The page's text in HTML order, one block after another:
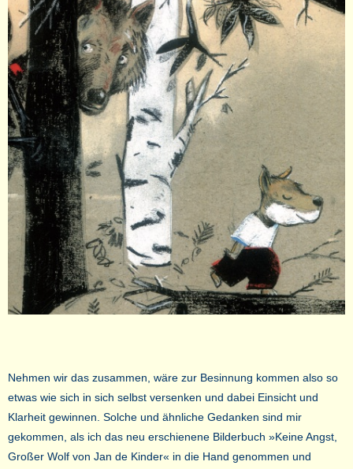
Nehmen wir das zusammen, wäre zur Besinnung kommen also so
etwas wie sich in sich selbst versenken und dabei Einsicht und
Klarheit gewinnen. Solche und ähnliche Gedanken sind mir
gekommen, als ich das neu erschienene Bilderbuch »Keine Angst,
Großer Wolf von Jan de Kinder« in die Hand genommen und